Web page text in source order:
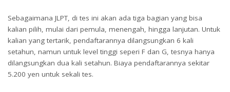
Sebagaimana JLPT, di tes ini akan ada tiga bagian yang bisa
kalian pilih, mulai dari pemula, menengah, hingga lanjutan. Untuk
kalian yang tertarik, pendaftarannya dilangsungkan 6 kali
setahun, namun untuk level tinggi seperi F dan G, tesnya hanya
dilangsungkan dua kali setahun. Biaya pendaftarannya sekitar
5.200 yen untuk sekali tes.